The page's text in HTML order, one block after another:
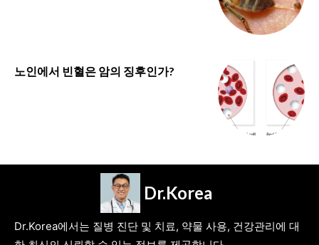
노인에서 빈혈은 암의 징후인가?
Dr.Korea
Dr.Korea에서는 질병 진단 및 치료, 약물 사용, 건강관리에 대